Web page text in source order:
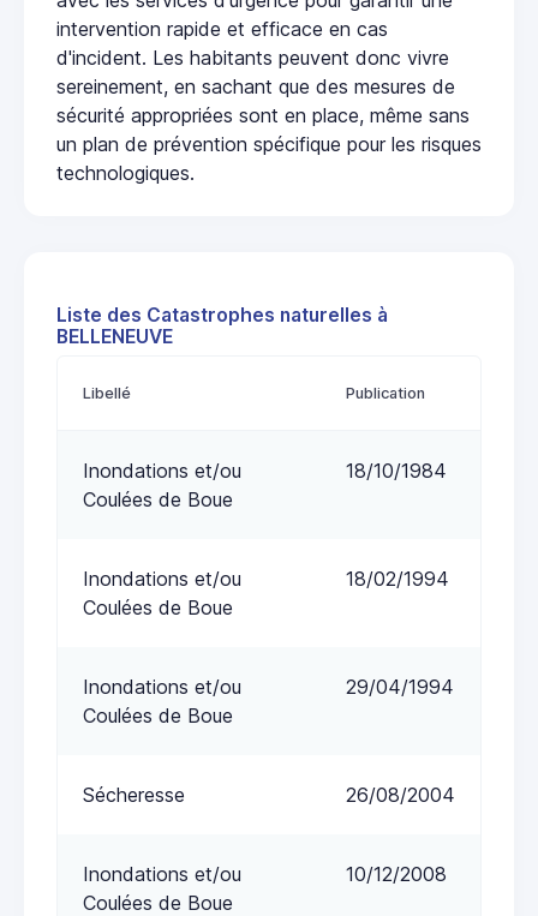
intervention rapide et efficace en cas
d'incident. Les habitants peuvent donc vivre
sereinement, en sachant que des mesures de
sécurité appropriées sont en place, même sans
un plan de prévention spécifique pour les risques
technologiques.
Liste des Catastrophes naturelles à
BELLENEUVE
Libellé Publication
Inondations et/ou
Coulées de Boue
18/10/1984
Inondations et/ou
Coulées de Boue
18/02/1994
Inondations et/ou
Coulées de Boue
29/04/1994
Sécheresse 26/08/2004
Inondations et/ou
Coulées de Boue
10/12/2008